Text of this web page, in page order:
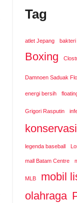
Tag
atlet Jepang
Boxing
Damnoen Saduak
energi bersih
Grigori Rasputin
konservasi
legenda baseball
mall Batam Centre
MLB mobil
olahraga